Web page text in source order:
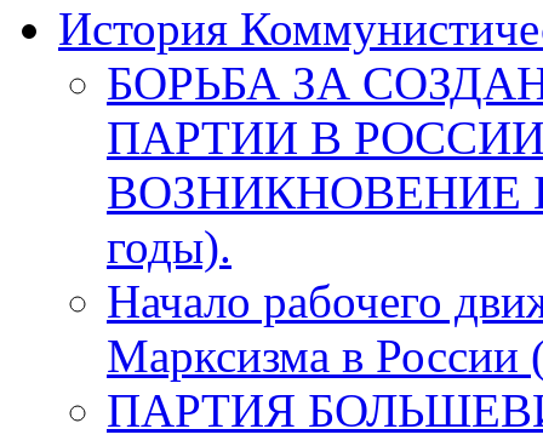
История
БОРЬБА ЗА
ПАРТИИ В
ВОЗНИКНОВЕНИЕ
годы).
Начало рабочего
Марксизма в России
ПАРТИЯ